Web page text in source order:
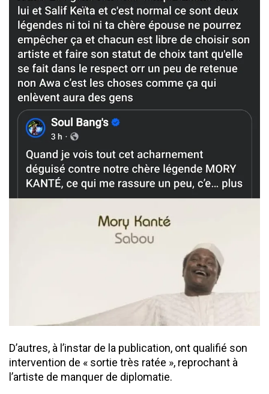
D’autres, à l’instar de la publication, ont qualifié son
intervention de « sortie très ratée », reprochant à
l’artiste de manquer de diplomatie.